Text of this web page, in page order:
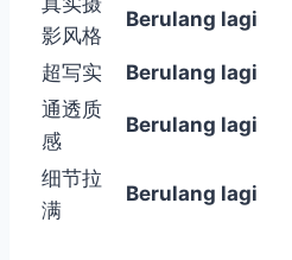
影风格
Berulang lagi
超写实 Berulang lagi
通透质
感
Berulang lagi
细节拉
满
Berulang lagi